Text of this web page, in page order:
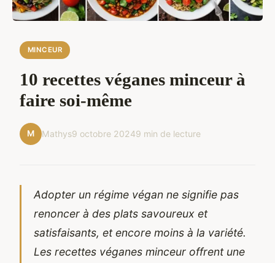
MINCEUR
10 recettes véganes minceur à
faire soi-même
M Mathys9 octobre 20249 min de lecture
Adopter un régime végan ne signifie pas
renoncer à des plats savoureux et
satisfaisants, et encore moins à la variété.
Les recettes véganes minceur offrent une